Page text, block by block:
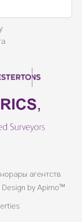
агентств
Design by Apimo™